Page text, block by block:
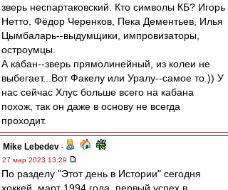
зверь неспартаковский. Кто символы КБ? Игорь
Нетто, Фёдор Черенков, Пека Дементьев, Илья
Цымбаларь--выдумщики, импровизаторы,
остроумцы.
А кабан--зверь прямолинейный, из колеи не
выбегает...Вот Факелу или Уралу--самое то.)) У
нас сейчас Хлус больше всего на кабана
похож, так он даже в основу не всегда
проходит.
Mike Lebedev -
27 мар 2023 13:29
По разделу "Этот день в Истории" сегодня